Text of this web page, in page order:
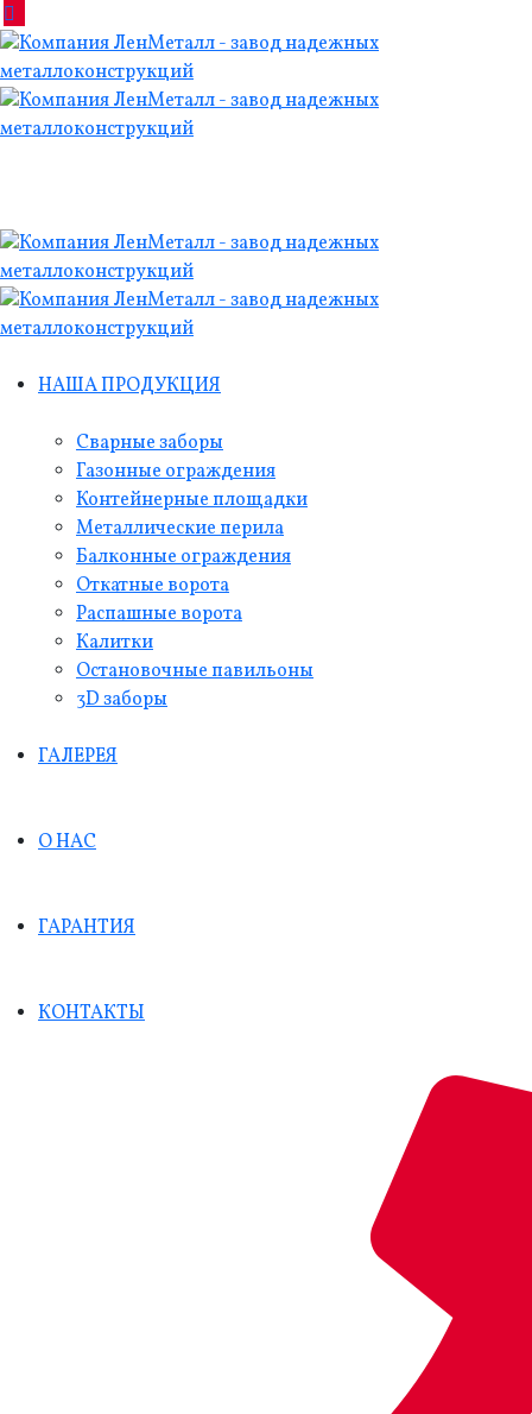
НАША ПРОДУКЦИЯ
Сварные заборы
Газонные ограждения
Контейнерные площадки
Металлические перила
Балконные ограждения
Откатные ворота
Распашные ворота
Калитки
Остановочные павильоны
3D заборы
ГАЛЕРЕЯ
О НАС
ГАРАНТИЯ
КОНТАКТЫ